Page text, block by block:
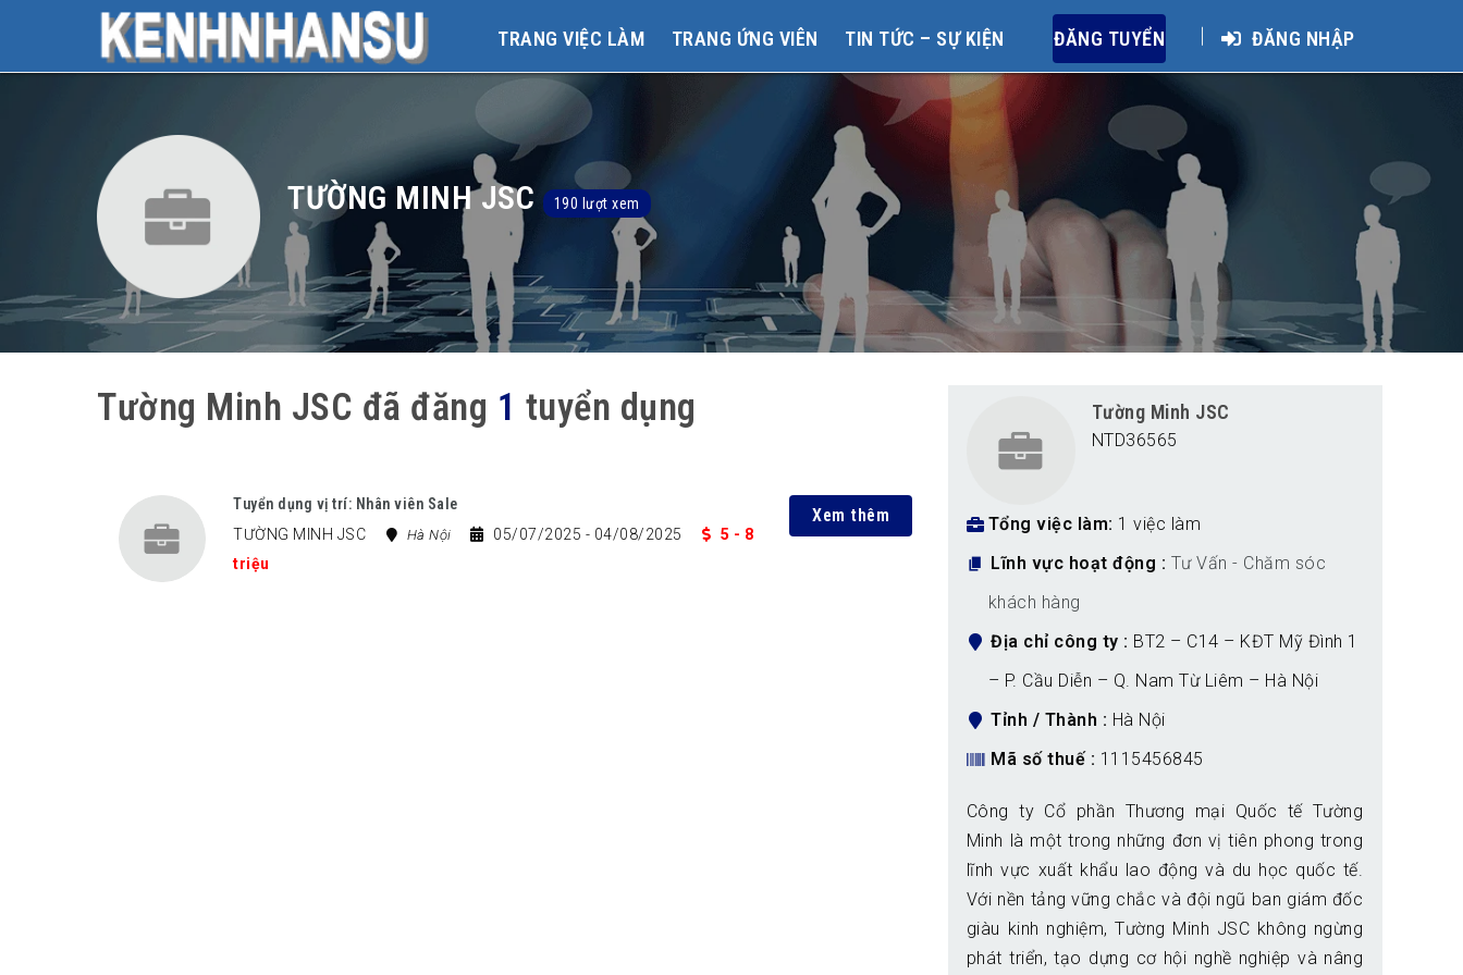
TRANG VIỆC LÀM TRANG ỨNG VIÊN TIN TỨC – SỰ KIỆN ĐĂNG TUYỂN ĐĂNG NHẬP
TƯỜNG MINH JSC 190 lượt xem
Tường Minh JSC đã đăng 1 tuyển dụng
Tuyển dụng vị trí: Nhân viên Sale
TƯỜNG MINH JSC
Hà Nội 05/07/2025 - 04/08/2025
5 - 8
triệu
Xem thêm
Tường Minh JSC
NTD36565
Tổng việc làm 1 việc làm
Lĩnh vực hoạt động
Tư Vấn - Chăm sóc
khách hàng
Địa chỉ công ty
BT2 – C14 – KĐT Mỹ Đình 1
– P. Cầu Diễn – Q. Nam Từ Liêm – Hà Nội
Tỉnh / Thành
Hà Nội
Mã số thuế
1115456845
Công ty Cổ phần Thương mại Quốc tế Tường
Minh là một trong những đơn vị tiên phong trong
lĩnh vực xuất khẩu lao động và du học quốc tế.
Với nền tảng vững chắc và đội ngũ ban giám đốc
giàu kinh nghiệm, Tường Minh JSC không ngừng
phát triển, tạo dựng cơ hội nghề nghiệp và nâng